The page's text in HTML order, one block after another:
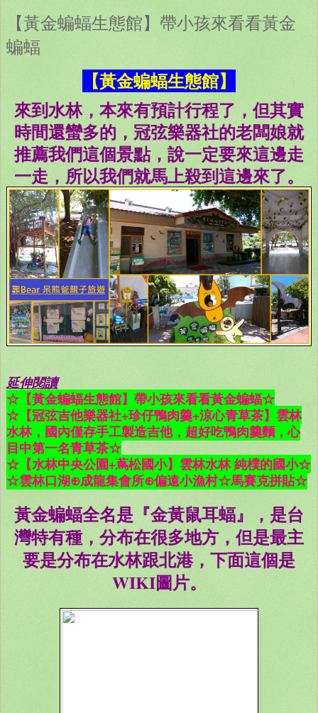
【黃金蝙蝠生態館】帶小孩來看看黃金
蝙蝠
【黃金蝙蝠生態館】
來到水林，本來有預計行程了，但其實
時間還蠻多的，冠弦樂器社的老闆娘就
推薦我們這個景點，說一定要來這邊走
一走，所以我們就馬上殺到這邊來了。
延伸閱讀
☆【黃金蝙蝠生態館】帶小孩來看看黃金蝙蝠☆
☆【冠弦吉他樂器社+珍仔鴨肉羹+涼心青草茶】雲林
水林，國內僅存手工製造吉他，超好吃鴨肉羹麵，心
目中第一名青草茶☆
☆【水林中央公園+蔦松國小】雲林水林 純樸的國小☆
☆雲林口湖⊕成龍集會所⊕偏遠小漁村☆馬賽克拼貼☆
黃金蝙蝠全名是『金黃鼠耳蝠』，是台
灣特有種，分布在很多地方，但是最主
要是分布在水林跟北港，下面這個是
WIKI圖片。